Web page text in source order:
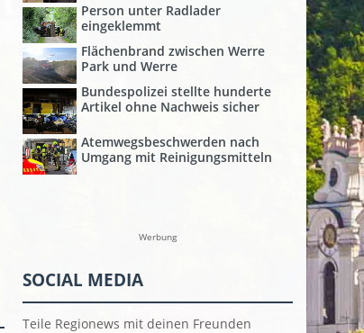
Person unter Radlader
eingeklemmt
Flächenbrand zwischen Werre
Park und Werre
Bundespolizei stellte hunderte
Artikel ohne Nachweis sicher
Atemwegsbeschwerden nach
Umgang mit Reinigungsmitteln
Werbung
SOCIAL MEDIA
Teile Regionews mit deinen Freunden